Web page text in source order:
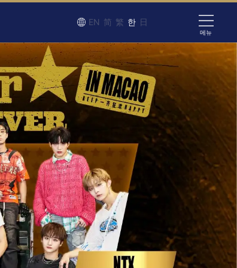
EN 简 繁 한 日
메뉴